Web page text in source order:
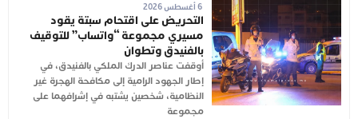
6 أغسطس 2026
التحريض على اقتحام سبتة يقود
مسيري مجموعة “واتساب” للتوقيف
بالفنيدق وتطوان
أوقفت عناصر الدرك الملكي بالفنيدق، في
إطار الجهود الرامية إلى مكافحة الهجرة غير
النظامية، شخصين يشتبه في إشرافهما على
مجموعة